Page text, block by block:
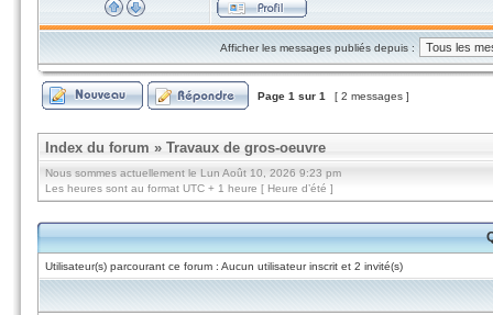
Afficher les messages publiés depuis :
Page 1 sur 1 [ 2 messages ]
Index du forum » Travaux de gros-oeuvre
Nous sommes actuellement le Lun Août 10, 2026 9:23 pm
Les heures sont au format UTC + 1 heure [ Heure d’été ]
Utilisateur(s) parcourant ce forum : Aucun utilisateur inscrit et 2 invité(s)